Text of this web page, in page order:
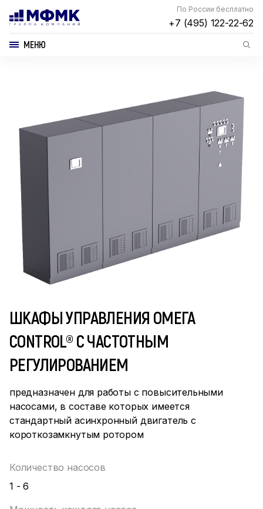
По России бесплатно
+7 (495) 122-22-62
МЕНЮ
ШКАФЫ УПРАВЛЕНИЯ ОМЕГА
CONTROL® С ЧАСТОТНЫМ
РЕГУЛИРОВАНИЕМ
предназначен для работы с повысительными
насосами, в составе которых имеется
стандартный асинхронный двигатель с
короткозамкнутым ротором
Количество насосов
1 - 6